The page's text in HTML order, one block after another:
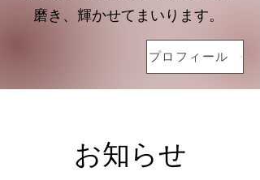
磨き、輝かせてまいります。
プロフィール
お知らせ